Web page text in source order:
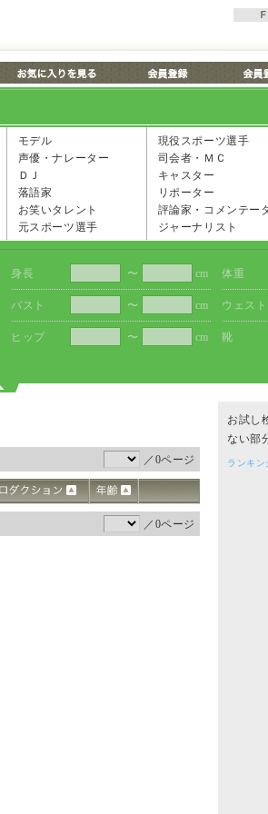
モデル
声優・ナレーター
ＤＪ
落語家
お笑いタレント
元スポーツ選手
現役スポーツ選手
司会者・ＭＣ
キャスター
リポーター
評論家・コメンテー
ジャーナリスト
身長 〜 cm
バスト 〜 cm
ヒップ 〜 cm
体重
ウェスト
靴
／0ページ
／0ページ
お試し
ない部
ランキン